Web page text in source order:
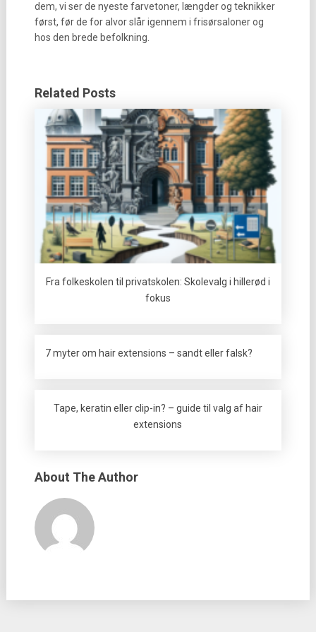
dem, vi ser de nyeste farvetoner, længder og teknikker
først, før de for alvor slår igennem i frisørsaloner og
hos den brede befolkning.
Related Posts
Fra folkeskolen til privatskolen: Skolevalg i hillerød i
fokus
7 myter om hair extensions – sandt eller falsk?
Tape, keratin eller clip-in? – guide til valg af hair
extensions
About The Author